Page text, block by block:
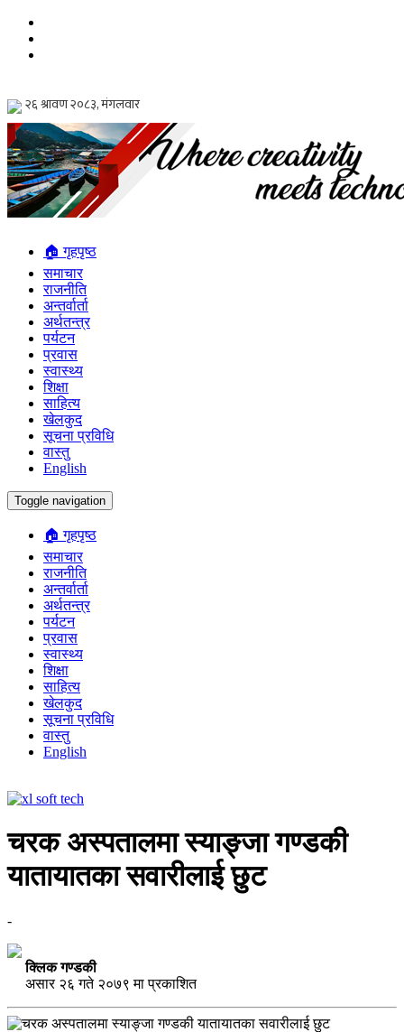
🏠 गृहपृष्ठ
समाचार
राजनीति
अन्तर्वार्ता
अर्थतन्त्र
पर्यटन
प्रवास
स्वास्थ्य
शिक्षा
साहित्य
खेलकुद
सूचना प्रविधि
वास्तु
English
Toggle navigation
🏠 गृहपृष्ठ
समाचार
राजनीति
अन्तर्वार्ता
अर्थतन्त्र
पर्यटन
प्रवास
स्वास्थ्य
शिक्षा
साहित्य
खेलकुद
सूचना प्रविधि
वास्तु
English
चरक अस्पतालमा स्याङ्जा गण्डकी
यातायातका सवारीलाई छुट
-
क्लिक गण्डकी
असार २६ गते २०७९ मा प्रकाशित